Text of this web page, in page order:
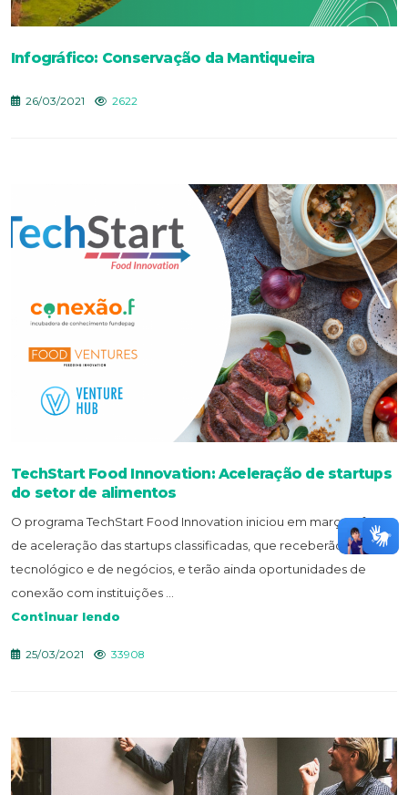
Infográfico: Conservação da Mantiqueira
26/03/2021 2622
TechStart Food Innovation: Aceleração de startups
do setor de alimentos
O programa TechStart Food Innovation iniciou em março a fase
de aceleração das startups classificadas, que receberão suporte
tecnológico e de negócios, e terão ainda oportunidades de
conexão com instituições ...
Continuar lendo
25/03/2021 33908